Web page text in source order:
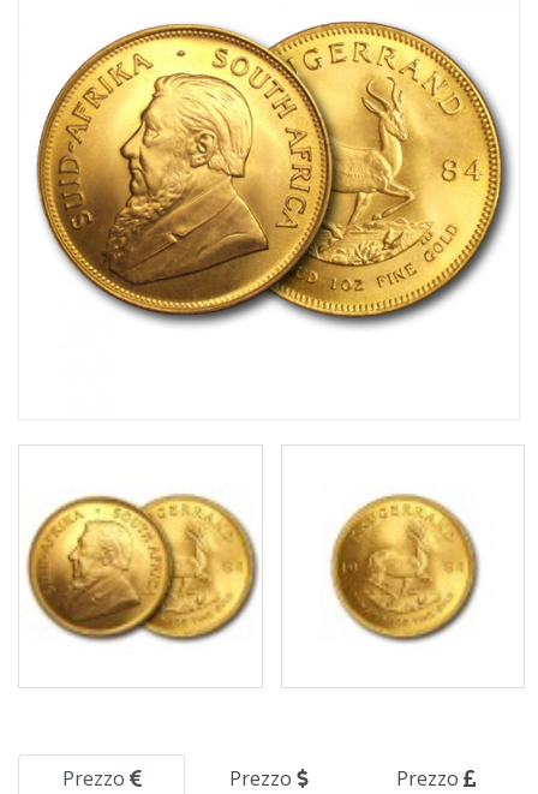
Prezzo Prezzo Prezzo